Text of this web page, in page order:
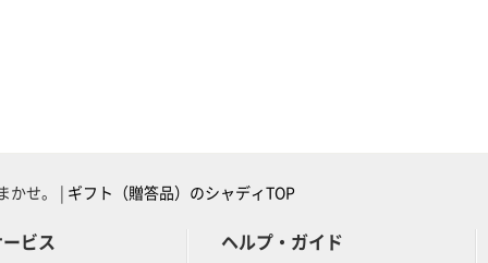
かせ。 | ギフト（贈答品）のシャディTOP
ビス ヘルプ・ガイド